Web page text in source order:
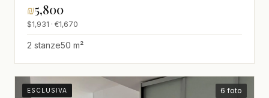
₪5,800
$1,931 · €1,670
2 stanze50 m²
ESCLUSIVA 6 foto